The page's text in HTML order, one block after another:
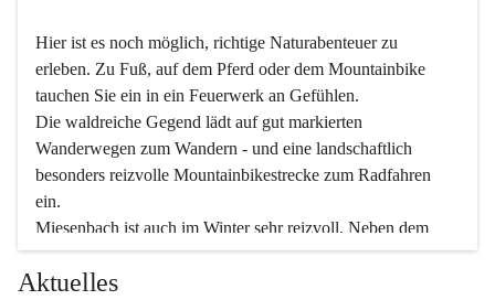
Hier ist es noch möglich, richtige Naturabenteuer zu
erleben. Zu Fuß, auf dem Pferd oder dem Mountainbike
tauchen Sie ein in ein Feuerwerk an Gefühlen.
Die waldreiche Gegend lädt auf gut markierten
Wanderwegen zum Wandern - und eine landschaftlich
besonders reizvolle Mountainbikestrecke zum Radfahren
ein.
Miesenbach ist auch im Winter sehr reizvoll. Neben dem
Eisstockschießen gibt es auf dem nahe gelegenen Unterberg
wunderschöne Naturschneepisten, die zum Schifahren oder
Aktuelles